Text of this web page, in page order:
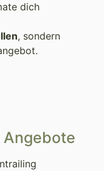
dich
, sondern